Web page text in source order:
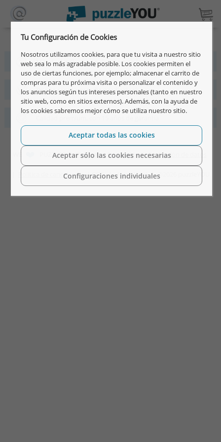
Más de 4 millones de clientes satisfechos
Diseño rápido, sencillo e individual
PUZZLES |Preguntas frecuentes|Protección de datos
Política de cancelación|CGC|Aviso legal | ©2026 puzzleYOU
Tu Configuración de Cookies
Nosotros utilizamos cookies, para que tu visita a nuestro sitio
web sea lo más agradable posible. Los cookies permiten el
uso de ciertas funciones, por ejemplo; almacenar el carrito de
compras para tu próxima visita o personalizar el contenido y
los anuncios según tus intereses personales (tanto en nuestro
sitio web, como en sitios externos). Además, con la ayuda de
los cookies sabremos mejor cómo se utiliza nuestro sitio.
Configuraciones individuales
Aceptar sólo las cookies necesarias
Aceptar todas las cookies